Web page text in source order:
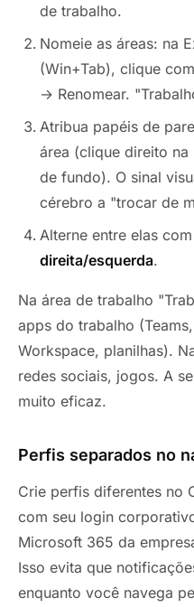
de trabalho.
Nomeie as áreas: na
(Win+Tab), clique
→ Renomear.
Atribua papéis de
área (clique direito
de fundo). O sinal
cérebro a "trocar de
Alterne entre elas com
direita/esquerda.
Na área de trabalho
apps do trabalho
Workspace, planilhas).
redes sociais, jogos. A
muito eficaz.
Perfis separados no
Crie perfis diferentes no
com seu login
Microsoft 365 da
Isso evita que
enquanto você navega